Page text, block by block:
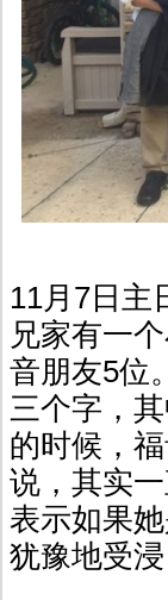
11月7日主
兄家有一
音朋友5位
三个字，
的时候，
说，其实
表示如果
犹豫地受